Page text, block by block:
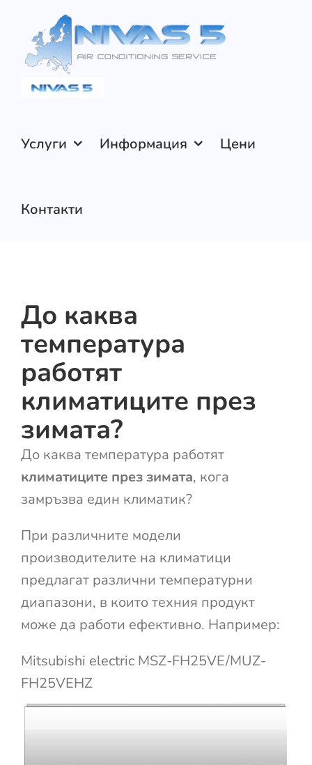
content
Услуги Информация Цени
Контакти
До каква
температура
работят
климатиците през
зимата?
До каква температура работят
климатиците през зимата, кога
замръзва един климатик?
При различните модели
производителите на климатици
предлагат различни температурни
диапазони, в които техния продукт
може да работи ефективно. Например:
Mitsubishi electric MSZ-FH25VE/MUZ-
FH25VEHZ